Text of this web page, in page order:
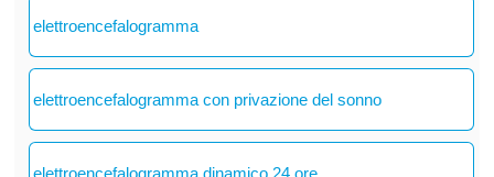
elettroencefalogramma
elettroencefalogramma con privazione del sonno
elettroencefalogramma dinamico 24 ore